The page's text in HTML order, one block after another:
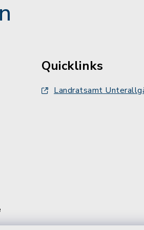
Quicklinks
Landratsamt